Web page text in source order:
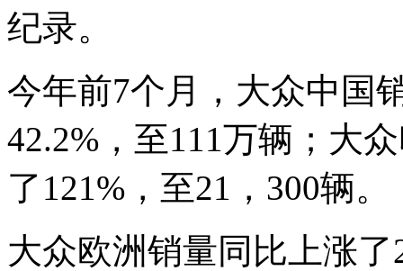
纪录。
今年前7个月，大众中国
42.2%，至111万辆；大
了121%，至21，300辆。
大众欧洲销量同比上涨